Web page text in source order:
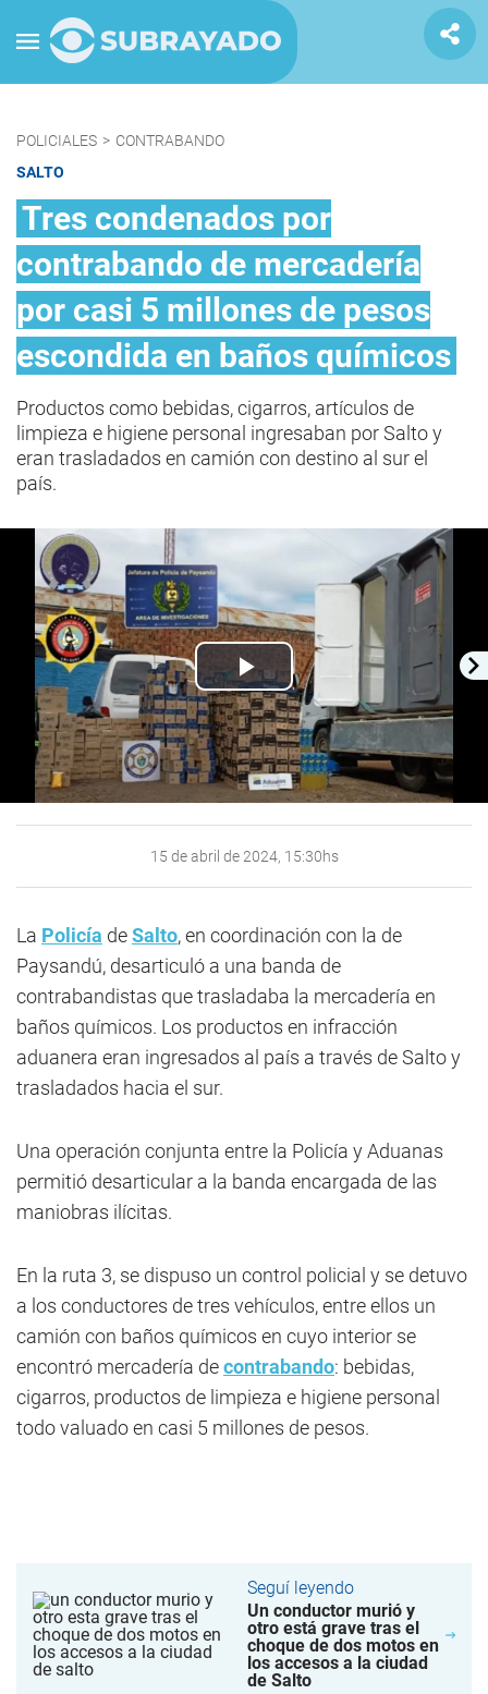
POLICIALES > CONTRABANDO
SALTO
Tres condenados por
contrabando de mercadería
por casi 5 millones de pesos
escondida en baños químicos
Productos como bebidas, cigarros, artículos de
limpieza e higiene personal ingresaban por Salto y
eran trasladados en camión con destino al sur el
país.
Play
Video
15 de abril de 2024, 15:30hs
La Policía deSalto, en coordinación con la de
Paysandú, desarticuló a una banda de
contrabandistas que trasladaba la mercadería en
baños químicos. Los productos en infracción
aduanera eran ingresados al país a través de Salto y
trasladados hacia el sur.
Una operación conjunta entre la Policía y Aduanas
permitió desarticular a la banda encargada de las
maniobras ilícitas.
En la ruta 3, se dispuso un control policial y se detuvo
a los conductores de tres vehículos, entre ellos un
camión con baños químicos en cuyo interior se
encontró mercadería decontrabando: bebidas,
cigarros, productos de limpieza e higiene personal
todo valuado en casi 5 millones de pesos.
Seguí leyendo
Un conductor murió y
otro está grave tras el
choque de dos motos en
los accesos a la ciudad
de Salto